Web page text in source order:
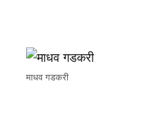
माधव गडकरी